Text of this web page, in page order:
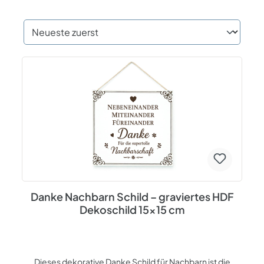
Danke Nachbarn Schild – graviertes HDF
Dekoschild 15x15 cm